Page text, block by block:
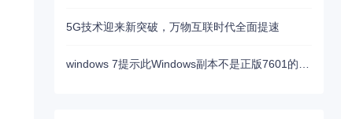
5G技术迎来新突破，万物互联时代全面提速